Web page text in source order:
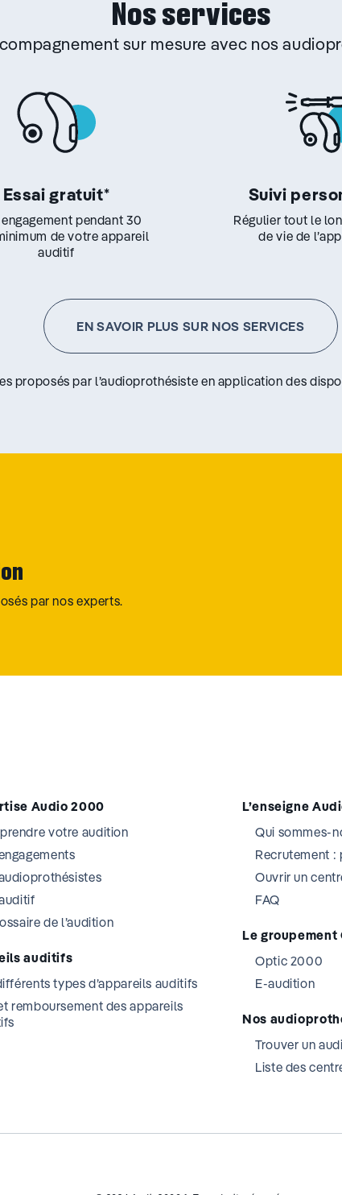
Nos services
sur mesure avec nos
Essai gratuit*
engagement pendant 30
de votre appareil
auditif
Suivi
Régulier tout le
de vie de
EN SAVOIR PLUS SUR NOS SERVICES
proposés par l’audioprothésiste en application des
par nos experts.
Audio 2000
votre audition
de l’audition
auditifs
types d’appareils auditifs
remboursement des appareils
L’enseigne
Qui sommes-
Recrutement :
Ouvrir un
FAQ
Le
Optic 2000
E-audition
Nos
Trouver un
Liste des